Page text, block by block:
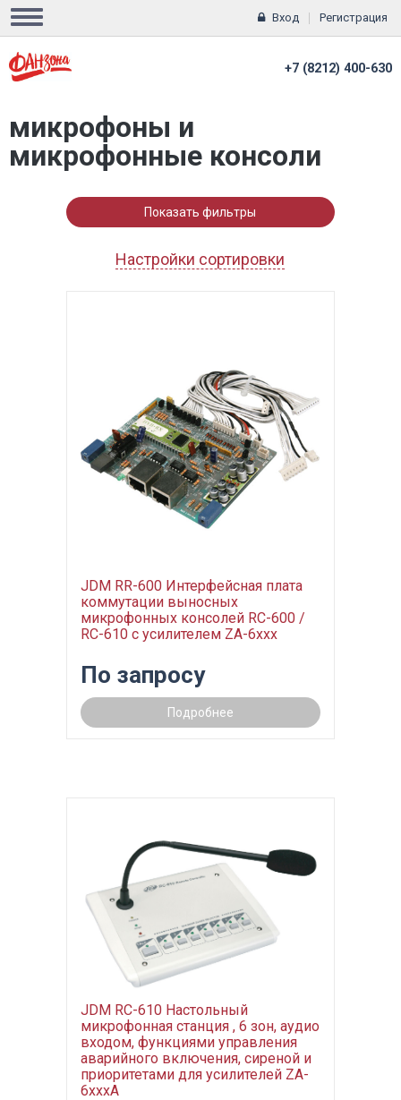
Вход Регистрация
+7 (8212) 400-630
микрофоны и
микрофонные консоли
Показать фильтры
Настройки сортировки
JDM RR-600 Интерфейсная плата
коммутации выносных
микрофонных консолей RC-600 /
RC-610 c усилителем ZA-6xxx
По запросу
Подробнее
JDM RC-610 Настольный
микрофонная станция , 6 зон, аудио
входом, функциями управления
аварийного включения, сиреной и
приоритетами для усилителей ZA-
6xxxA